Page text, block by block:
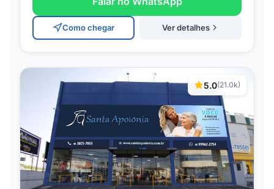
Como chegar Ver detalhes
5.0(21.0k)